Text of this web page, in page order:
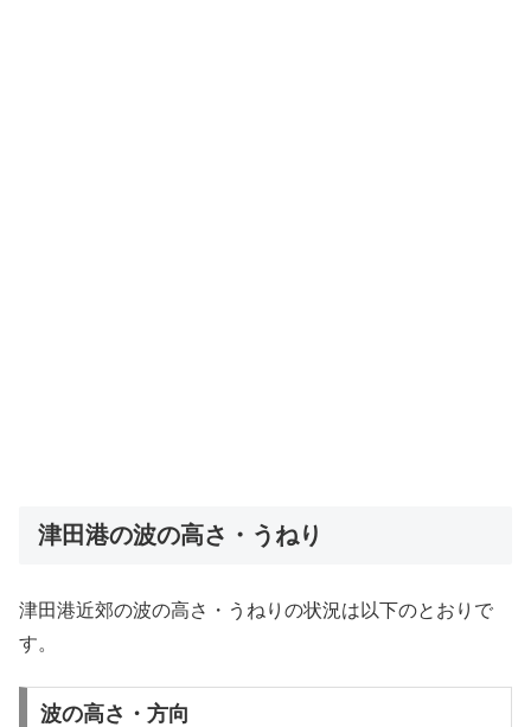
津田港の波の高さ・うねり
津田港近郊の波の高さ・うねりの状況は以下のとおりで
す。
波の高さ・方向